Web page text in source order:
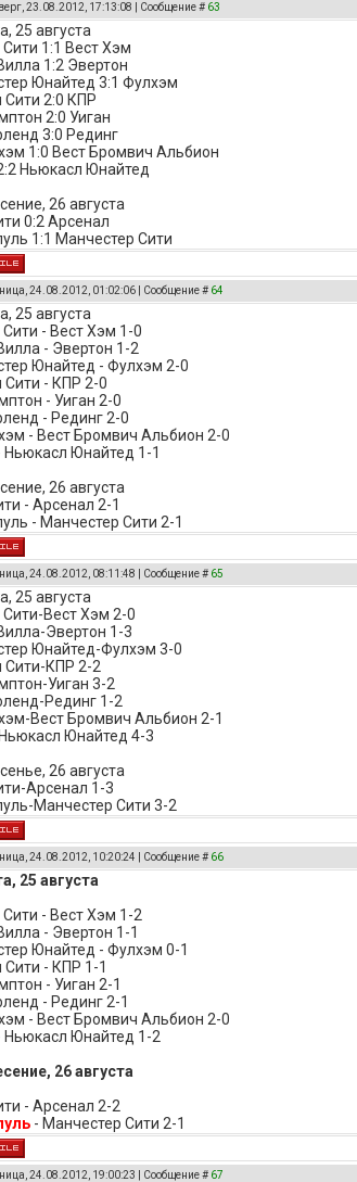
23.08.2012, 17:13:08 | Сообщение # 63
25 августа
Сити 1:1 Вест Хэм
1:2 Эвертон
Юнайтед 3:1 Фулхэм
Сити 2:0 КПР
2:0 Уиган
3:0 Рединг
1:0 Вест Бромвич Альбион
Ньюкасл Юнайтед
26 августа
0:2 Арсенал
1:1 Манчестер Сити
24.08.2012, 01:02:06 | Сообщение # 64
25 августа
Сити - Вест Хэм 1-0
- Эвертон 1-2
Юнайтед - Фулхэм 2-0
Сити - КПР 2-0
- Уиган 2-0
- Рединг 2-0
- Вест Бромвич Альбион 2-0
Ньюкасл Юнайтед 1-1
26 августа
- Арсенал 2-1
- Манчестер Сити 2-1
24.08.2012, 08:11:48 | Сообщение # 65
25 августа
Сити-Вест Хэм 2-0
Эвертон 1-3
Юнайтед-Фулхэм 3-0
Сити-КПР 2-2
Уиган 3-2
Рединг 1-2
Вест Бромвич Альбион 2-1
Юнайтед 4-3
26 августа
Арсенал 1-3
Манчестер Сити 3-2
24.08.2012, 10:20:24 | Сообщение # 66
25 августа
Сити - Вест Хэм 1-2
- Эвертон 1-1
Юнайтед - Фулхэм 0-1
Сити - КПР 1-1
- Уиган 2-1
- Рединг 2-1
- Вест Бромвич Альбион 2-0
Ньюкасл Юнайтед 1-2
26 августа
- Арсенал 2-2
- Манчестер Сити 2-1
24.08.2012, 19:00:23 | Сообщение # 67